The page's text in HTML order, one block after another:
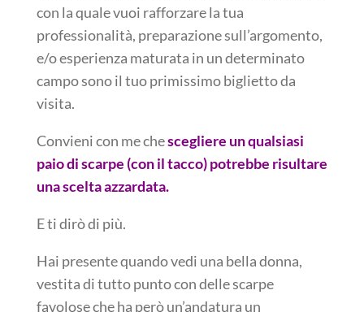
con la quale vuoi rafforzare la tua
professionalità, preparazione sull’argomento,
e/o esperienza maturata in un determinato
campo sono il tuo primissimo biglietto da
visita.
Convieni con me chescegliere un qualsiasi
paio di scarpe (con il tacco) potrebbe risultare
una scelta azzardata.
E ti dirò di più.
Hai presente quando vedi una bella donna,
vestita di tutto punto con delle scarpe
favolose che ha però un’andatura un